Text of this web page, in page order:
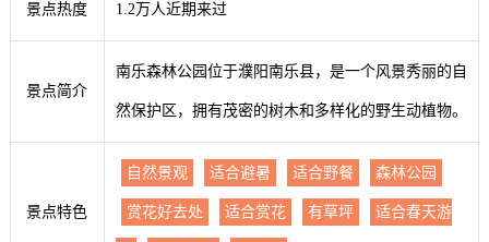
景点热度 1.2万人近期来过
景点简介
南乐森林公园位于濮阳南乐县，是一个风景秀丽的自
然保护区，拥有茂密的树木和多样化的野生动植物。
景点特色
自然景观 适合避暑 适合野餐 森林公园
赏花好去处 适合赏花 有草坪 适合春天游